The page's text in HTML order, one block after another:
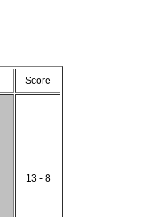
Score
13 - 8